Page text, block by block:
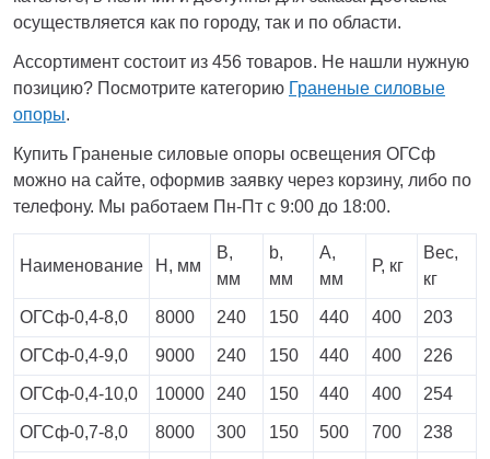
осуществляется как по городу, так и по области.
Ассортимент состоит из 456 товаров. Не нашли нужную
позицию? Посмотрите категорию Граненые силовые
опоры.
Купить Граненые силовые опоры освещения ОГСф
можно на сайте, оформив заявку через корзину, либо по
телефону. Мы работаем Пн-Пт с 9:00 до 18:00.
Наименование Н, мм
В,
мм
b,
мм
А,
мм
Р, кг
Вес,
кг
ОГСф-0,4-8,0 8000 240 150 440 400 203
ОГСф-0,4-9,0 9000 240 150 440 400 226
ОГСф-0,4-10,0 10000 240 150 440 400 254
ОГСф-0,7-8,0 8000 300 150 500 700 238